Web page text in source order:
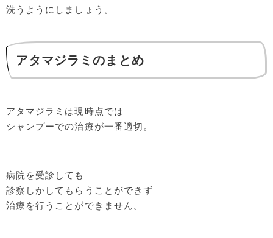
洗うようにしましょう。
アタマジラミのまとめ
アタマジラミは現時点では
シャンプーでの治療が一番適切。
病院を受診しても
診察しかしてもらうことができず
治療を行うことができません。